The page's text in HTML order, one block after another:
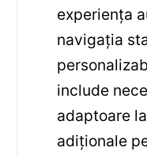
experiența
navigația
include
adaptoare
adiționale